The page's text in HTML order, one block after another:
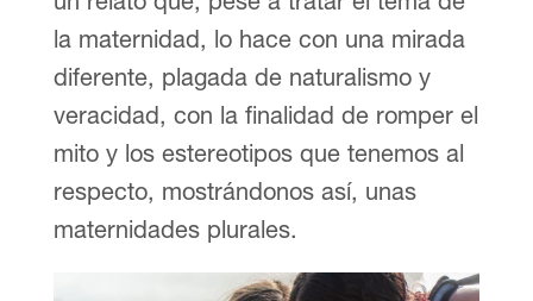
la maternidad, lo hace con una mirada
diferente, plagada de naturalismo y
veracidad, con la finalidad de romper el
mito y los estereotipos que tenemos al
respecto, mostrándonos así, unas
maternidades plurales.